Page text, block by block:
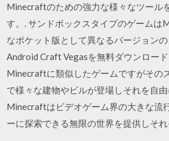
Minecraftのための強力な様々なツール
す。. サンドボックスタイプのゲームは
なポケット版として異なるバージョン
Android Craft Vegasを無料ダウンロー
Minecraftに類似したゲームですがその
で様々な建物やビルが登場しそれを自由
Minecraftはビデオゲーム界の大きな流
ーに探索できる無限の世界を提供しそ